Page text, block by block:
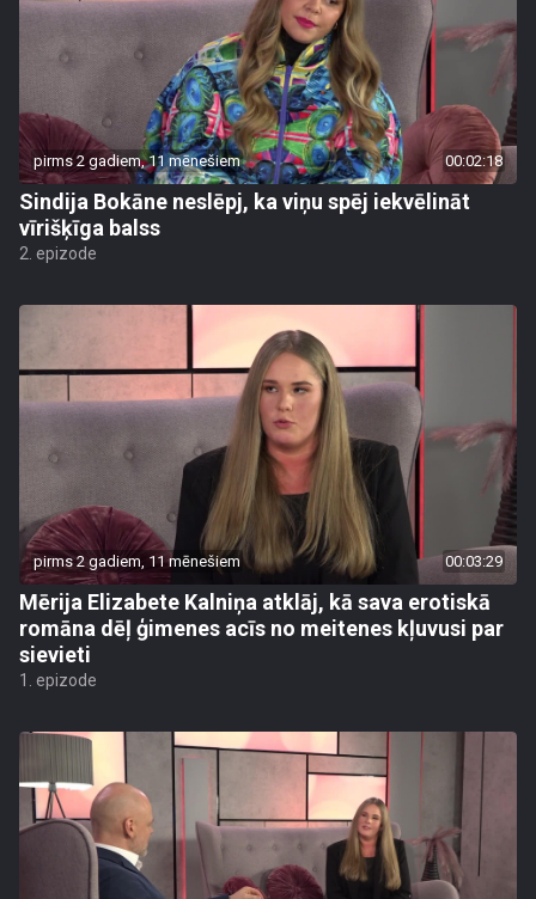
pirms 2 gadiem, 11 mēnešiem 00:02:18
Sindija Bokāne neslēpj, ka viņu spēj iekvēlināt
vīrišķīga balss
2. epizode
pirms 2 gadiem, 11 mēnešiem 00:03:29
Mērija Elizabete Kalniņa atklāj, kā sava erotiskā
romāna dēļ ģimenes acīs no meitenes kļuvusi par
sievieti
1. epizode